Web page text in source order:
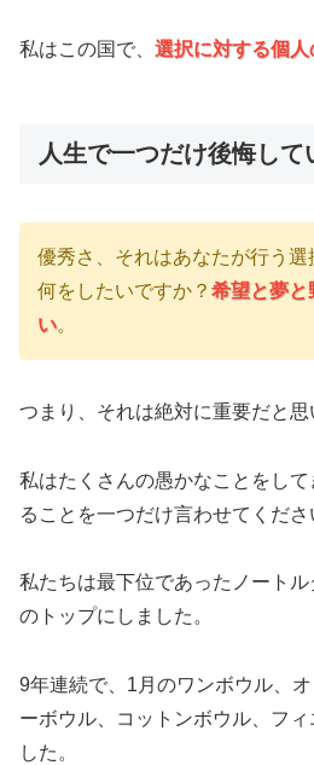
私はこの国で、 選択に対する個人
人生で一つだけ後悔して
優秀さ、それはあなたが行う選
何をしたいですか？ 希望と夢と
い。
つまり、それは絶対に重要だと思
私はたくさんの愚かなことをし
ることを一つだけ言わせてくださ
私たちは最下位であったノート
のトップにしました。
9年連続で、1月のワンボウル、
ーボウル、コットンボウル、フ
した。